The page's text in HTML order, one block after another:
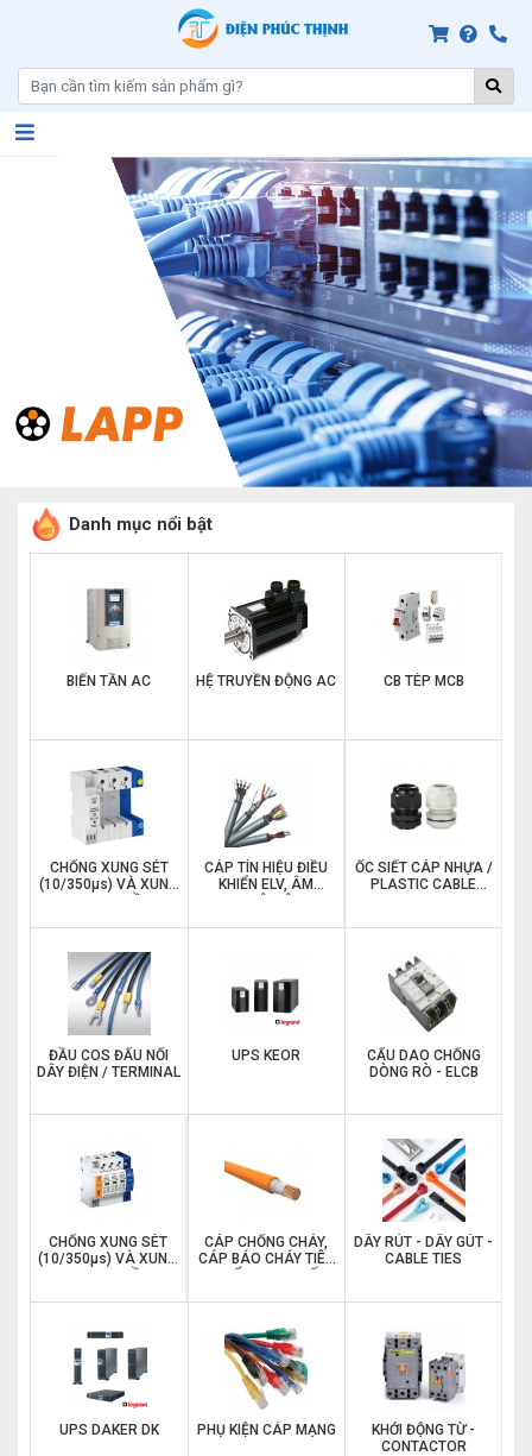
Danh mục nổi bật
BIẾN TẦN AC HỆ TRUYỀN ĐỘNG AC CB TÉP MCB
CHỐNG XUNG SÉT
(10/350μs) VÀ XUNG
CÁP TÍN HIỆU ĐIỀU
KHIỂN ELV, ÂM
ỐC SIẾT CÁP NHỰA /
PLASTIC CABLE
ĐẦU COS ĐẤU NỐI
DÂY ĐIỆN / TERMINAL
UPS KEOR
CẤU DAO CHỐNG
DÒNG RÒ - ELCB
CHỐNG XUNG SÉT
(10/350μs) VÀ XUNG
CÁP CHỐNG CHÁY,
CÁP BÁO CHÁY TIÊU
DÂY RÚT - DÂY GÚT -
CABLE TIES
UPS DAKER DK PHỤ KIỆN CÁP MẠNG
KHỞI ĐỘNG TỪ -
CONTACTOR